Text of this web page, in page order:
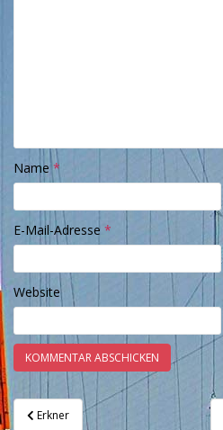
Name*
E-Mail-Adresse *
Website
Beitragsnavigation
Erkner